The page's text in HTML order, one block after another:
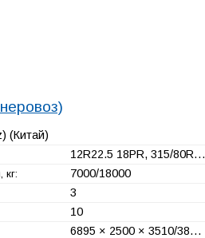
(Китай)
12R22.5 18PR, 315/80R…
кг: 7000/18000
3
10
6895 × 2500 × 3510/38…